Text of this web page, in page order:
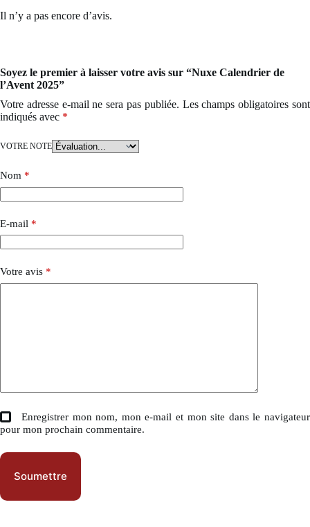
Il n’y a pas encore d’avis.
Soyez le premier à laisser votre avis sur “Nuxe Calendrier de
l’Avent 2025”
Votre adresse e-mail ne sera pas publiée. Les champs obligatoires sont
indiqués avec *
VOTRE NOTE
Nom *
E-mail *
Votre avis *
Enregistrer mon nom, mon e-mail et mon site dans le navigateur
pour mon prochain commentaire.
Soumettre